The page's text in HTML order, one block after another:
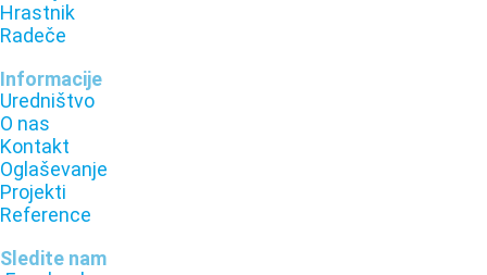
Hrastnik
Radeče
Informacije
Uredništvo
O nas
Kontakt
Oglaševanje
Projekti
Reference
Sledite nam